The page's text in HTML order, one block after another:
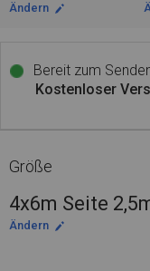
Ändern
Bereit zum
Kostenloser
Größe
4x6m Seite
Ändern